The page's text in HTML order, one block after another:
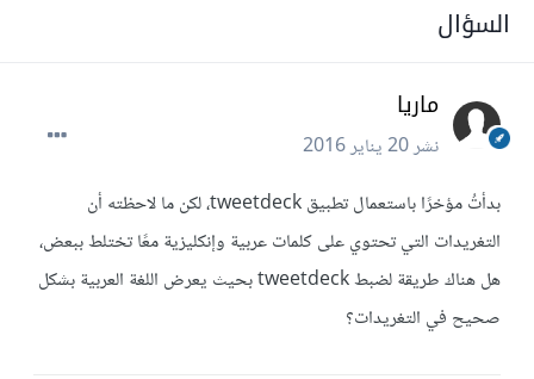
السؤال
ماريا
نشر20 يناير 2016
بدأتُ مؤخرًا باستعمال تطبيق tweetdeck، لكن ما لاحظته أن
التغريدات التي تحتوي على كلمات عربية وإنكليزية معًا تختلط ببعض،
هل هناك طريقة لضبط tweetdeck بحيث يعرض اللغة العربية بشكل
صحيح في التغريدات؟